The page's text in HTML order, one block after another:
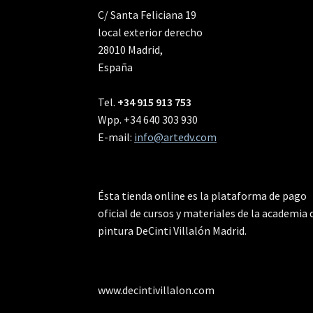
C/ Santa Feliciana 19
local exterior derecho
28010 Madrid,
España
Tel. +34 915 913 753
Wpp. +34 640 303 930
E-mail: info@artedv.com
Ésta tienda online es la plataforma de pago
oficial de cursos y materiales de la academia
pintura DeCinti Villalón Madrid.
www.decintivillalon.com